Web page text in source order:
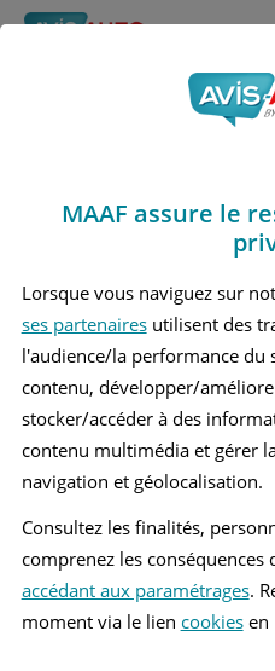
Obtenir un devis
Avis Seat
Comparer
MAAF assure le
Lorsque vous naviguez sur
ses partenairesutilisent des
l'audience/la performance du
contenu, développer/
stocker/accéder à des
contenu multimédia et gérer
navigation et géolocalisation.
Consultez les finalités,
comprenez les conséquences
accédant aux paramétrages.
moment via le lien cookiesen